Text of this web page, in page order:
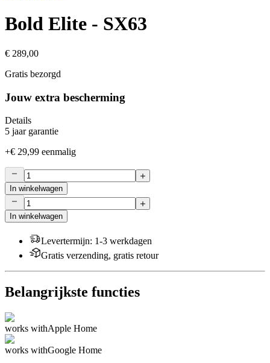
Bold Elite - SX63
€ 289,00
Gratis bezorgd
Jouw extra bescherming
Details
5 jaar garantie
+€ 29,99 eenmalig
In winkelwagen
In winkelwagen
Levertermijn: 1-3 werkdagen
Gratis verzending, gratis retour
Belangrijkste functies
works withApple Home
works withGoogle Home